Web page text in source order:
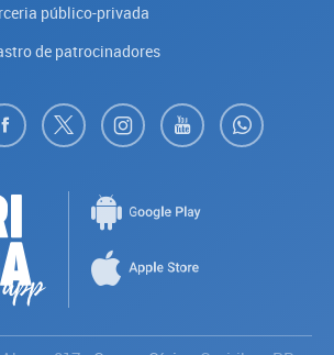
público-privada
de patrocinadores